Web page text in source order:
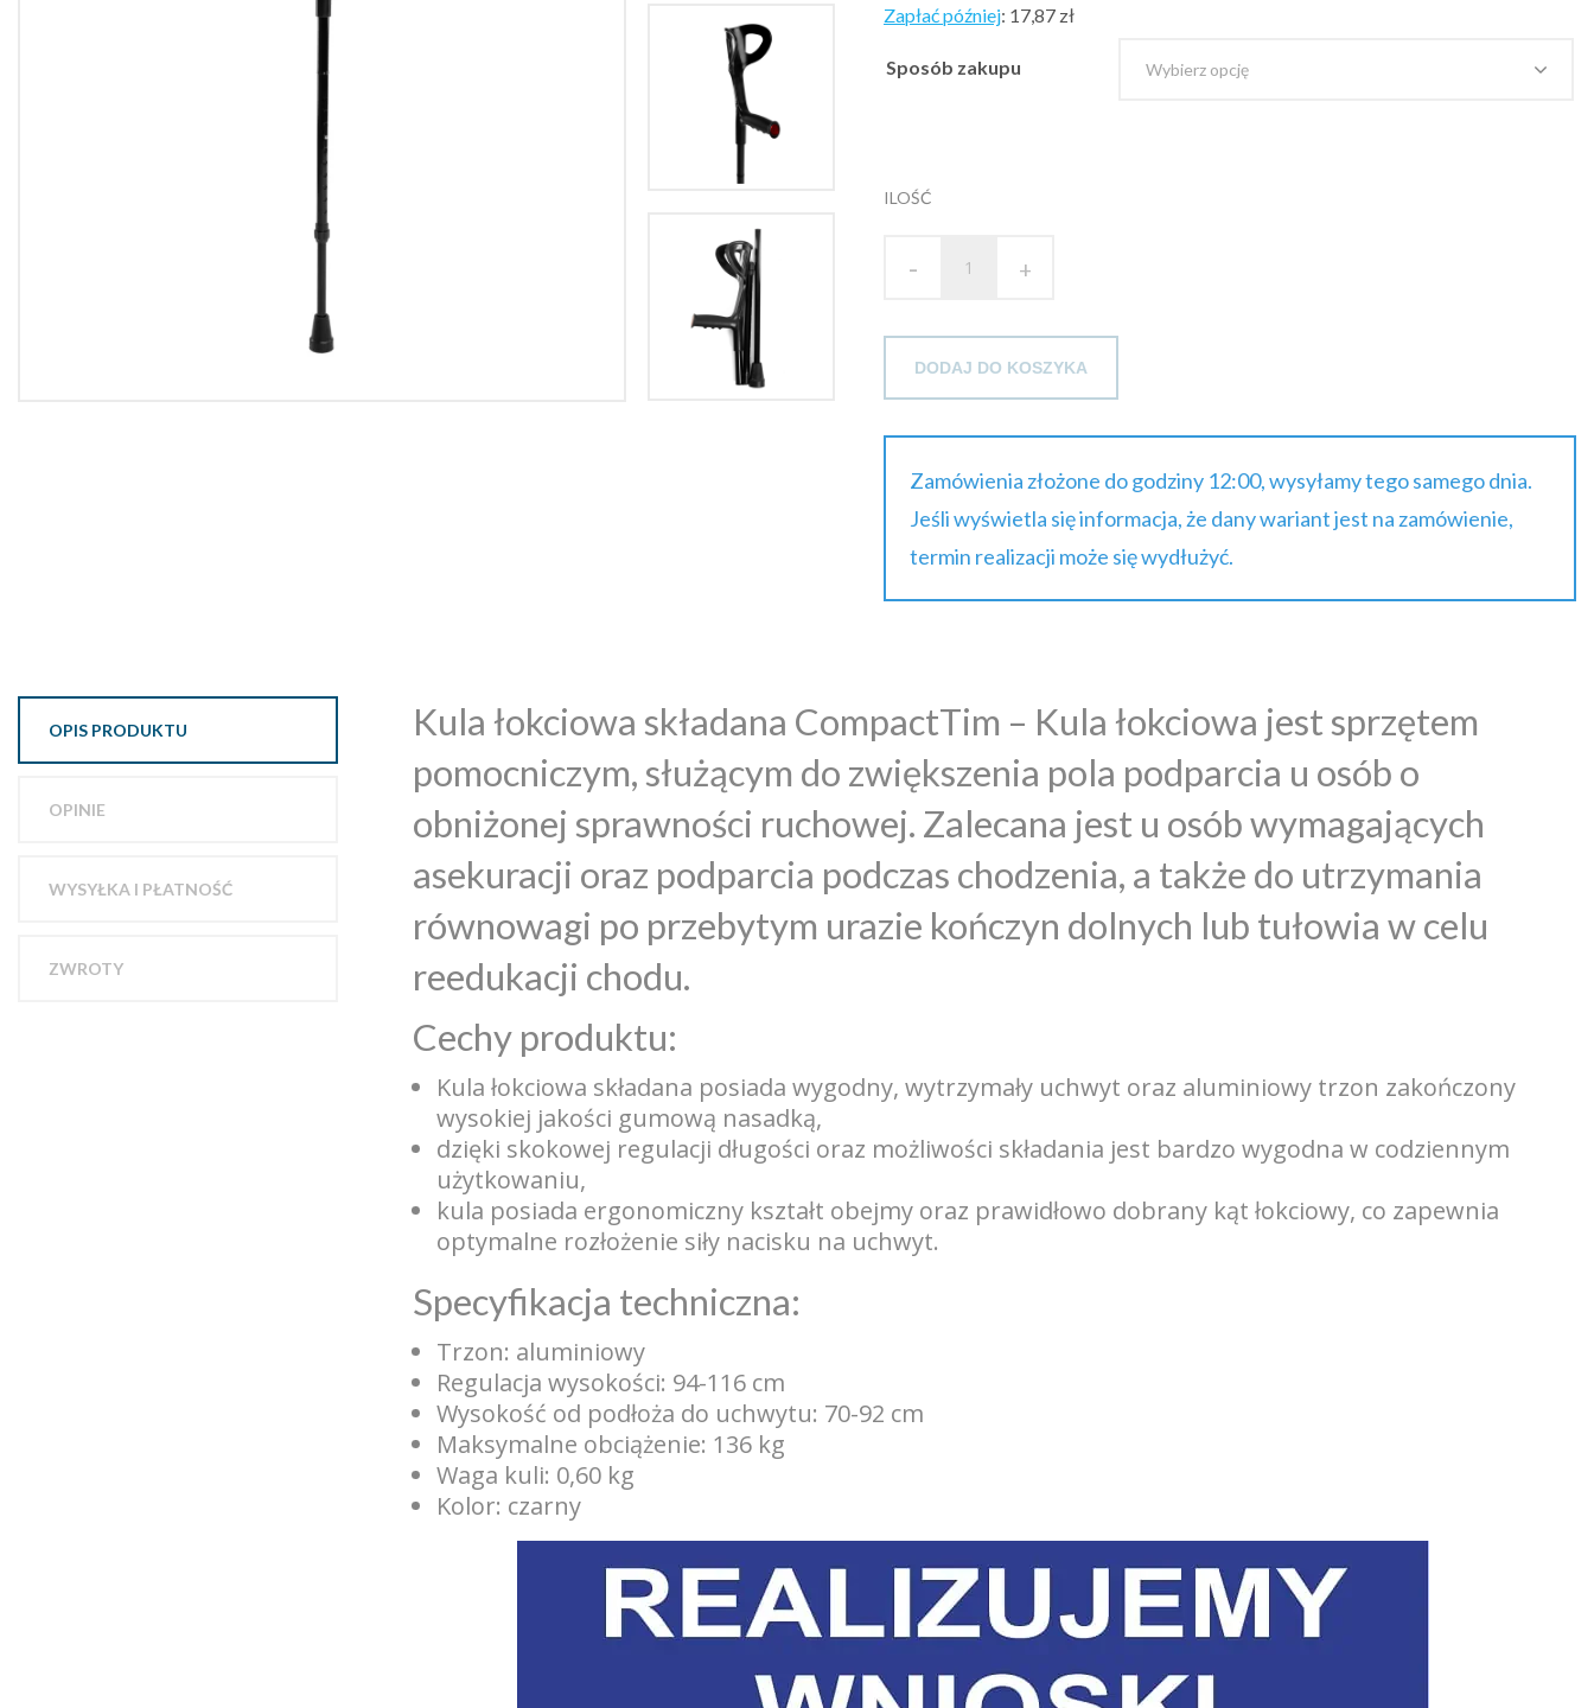
17.87 zł
Zapłać później: 17,87 zł
Sposób zakupu
ILOŚĆ
- +
DODAJ DO KOSZYKA
Zamówienia złożone do godziny 12:00, wysyłamy tego samego dnia.
Jeśli wyświetla się informacja, że dany wariant jest na zamówienie,
termin realizacji może się wydłużyć.
OPIS PRODUKTU
OPINIE
WYSYŁKA I PŁATNOŚĆ
ZWROTY
Kula łokciowa składana CompactTim – Kula łokciowa jest sprzętem
pomocniczym, służącym do zwiększenia pola podparcia u osób o
obniżonej sprawności ruchowej. Zalecana jest u osób wymagających
asekuracji oraz podparcia podczas chodzenia, a także do utrzymania
równowagi po przebytym urazie kończyn dolnych lub tułowia w celu
reedukacji chodu.
Cechy produktu:
Kula łokciowa składana posiada wygodny, wytrzymały uchwyt oraz aluminiowy trzon zakończony
wysokiej jakości gumową nasadką,
dzięki skokowej regulacji długości oraz możliwości składania jest bardzo wygodna w codziennym
użytkowaniu,
kula posiada ergonomiczny kształt obejmy oraz prawidłowo dobrany kąt łokciowy, co zapewnia
optymalne rozłożenie siły nacisku na uchwyt.
Specyfikacja techniczna:
Trzon: aluminiowy
Regulacja wysokości: 94-116 cm
Wysokość od podłoża do uchwytu: 70-92 cm
Maksymalne obciążenie: 136 kg
Waga kuli: 0,60 kg
Kolor: czarny